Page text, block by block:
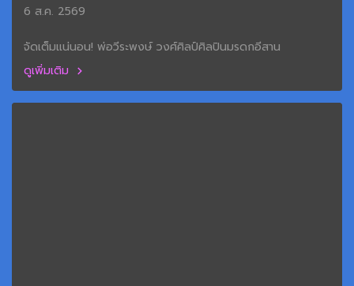
6 ส.ค. 2569
จัดเต็มแน่นอน! พ่อวีระพงษ์ วงศ์ศิลป์ศิลปินมรดกอีสาน
ดูเพิ่มเติม